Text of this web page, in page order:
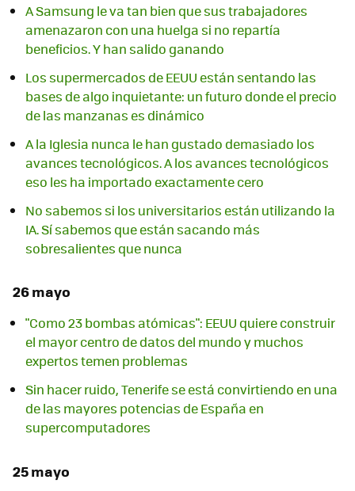
A Samsung le va tan bien que sus trabajadores
amenazaron con una huelga si no repartía
beneficios. Y han salido ganando
Los supermercados de EEUU están sentando las
bases de algo inquietante: un futuro donde el precio
de las manzanas es dinámico
A la Iglesia nunca le han gustado demasiado los
avances tecnológicos. A los avances tecnológicos
eso les ha importado exactamente cero
No sabemos si los universitarios están utilizando la
IA. Sí sabemos que están sacando más
sobresalientes que nunca
26 mayo
"Como 23 bombas atómicas": EEUU quiere construir
el mayor centro de datos del mundo y muchos
expertos temen problemas
Sin hacer ruido, Tenerife se está convirtiendo en una
de las mayores potencias de España en
supercomputadores
25 mayo